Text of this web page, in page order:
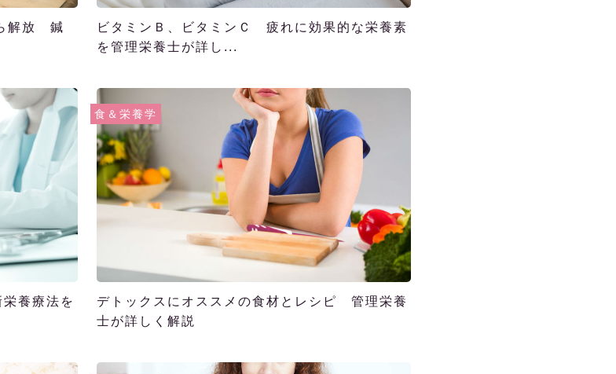
解放 鍼
ビタミンＢ、ビタミンＣ 疲れに効果的な栄養素
を管理栄養士が詳し...
養療法を
食＆栄養学
デトックスにオススメの食材とレシピ 管理栄養
士が詳しく解説